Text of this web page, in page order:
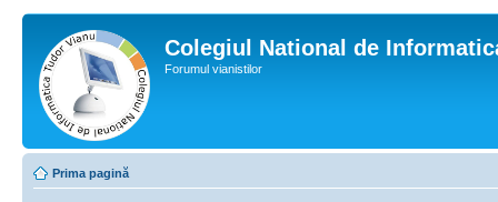
Colegiul National de
Forumul vianistilor
Prima pagină